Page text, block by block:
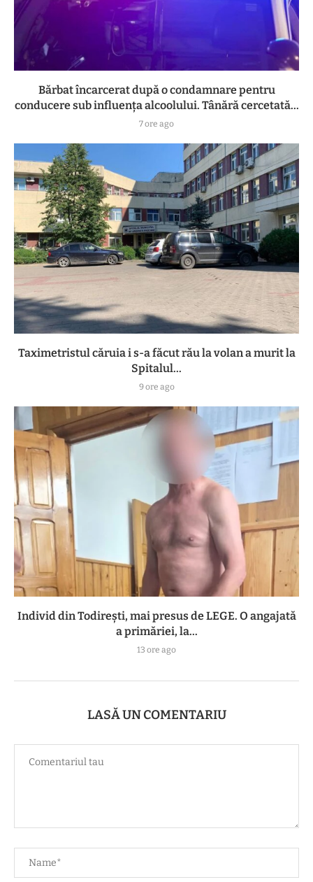
Bărbat încarcerat după o condamnare pentru
conducere sub influența alcoolului. Tânără cercetată...
7 ore ago
Taximetristul căruia i s-a făcut rău la volan a murit la
Spitalul...
9 ore ago
Individ din Todirești, mai presus de LEGE. O angajată
a primăriei, la...
13 ore ago
LASĂ UN COMENTARIU